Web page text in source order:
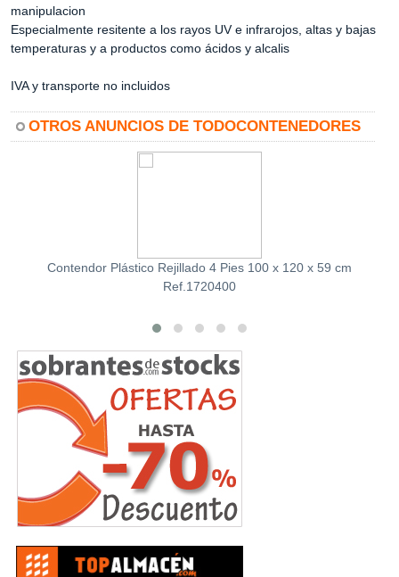
manipulacion
Especialmente resitente a los rayos UV e infrarojos, altas y bajas
temperaturas y a productos como ácidos y alcalis
IVA y transporte no incluidos
OTROS ANUNCIOS DE TODOCONTENEDORES
Contendor Plástico Rejillado 4 Pies 100 x 120 x 59 cm
Ref.1720400